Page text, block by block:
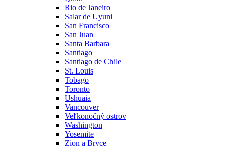
Rio de Janeiro
Salar de Uyuni
San Francisco
San Juan
Santa Barbara
Santiago
Santiago de Chile
St. Louis
Tobago
Toronto
Ushuaia
Vancouver
Veľkonočný ostrov
Washington
Yosemite
Zion a Bryce